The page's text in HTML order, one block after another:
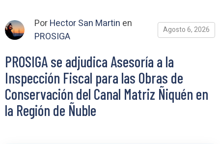
PorHector San Martin en
PROSIGA
Agosto 6, 2026
PROSIGA se adjudica Asesoría a la
Inspección Fiscal para las Obras de
Conservación del Canal Matriz Ñiquén en
la Región de Ñuble